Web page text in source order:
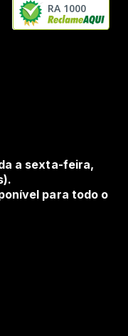
RA 1000
a sexta-feira,
para todo o